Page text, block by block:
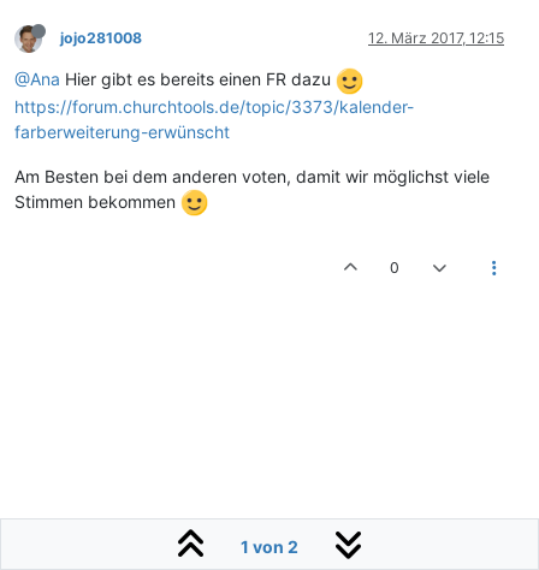
jojo281008 12. März 2017, 12:15
@Ana Hier gibt es bereits einen FR dazu
https://forum.churchtools.de/topic/3373/kalender-
farberweiterung-erwünscht
Am Besten bei dem anderen voten, damit wir möglichst viele
Stimmen bekommen
0
1 von 2